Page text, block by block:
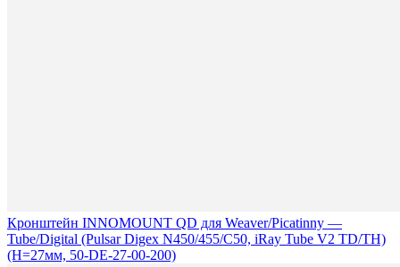
Кронштейн INNOMOUNT QD для Weaver/Picatinny —
Tube/Digital (Pulsar Digex N450/455/C50, iRay Tube V2 TD/TH)
(H=27мм, 50-DE-27-00-200)